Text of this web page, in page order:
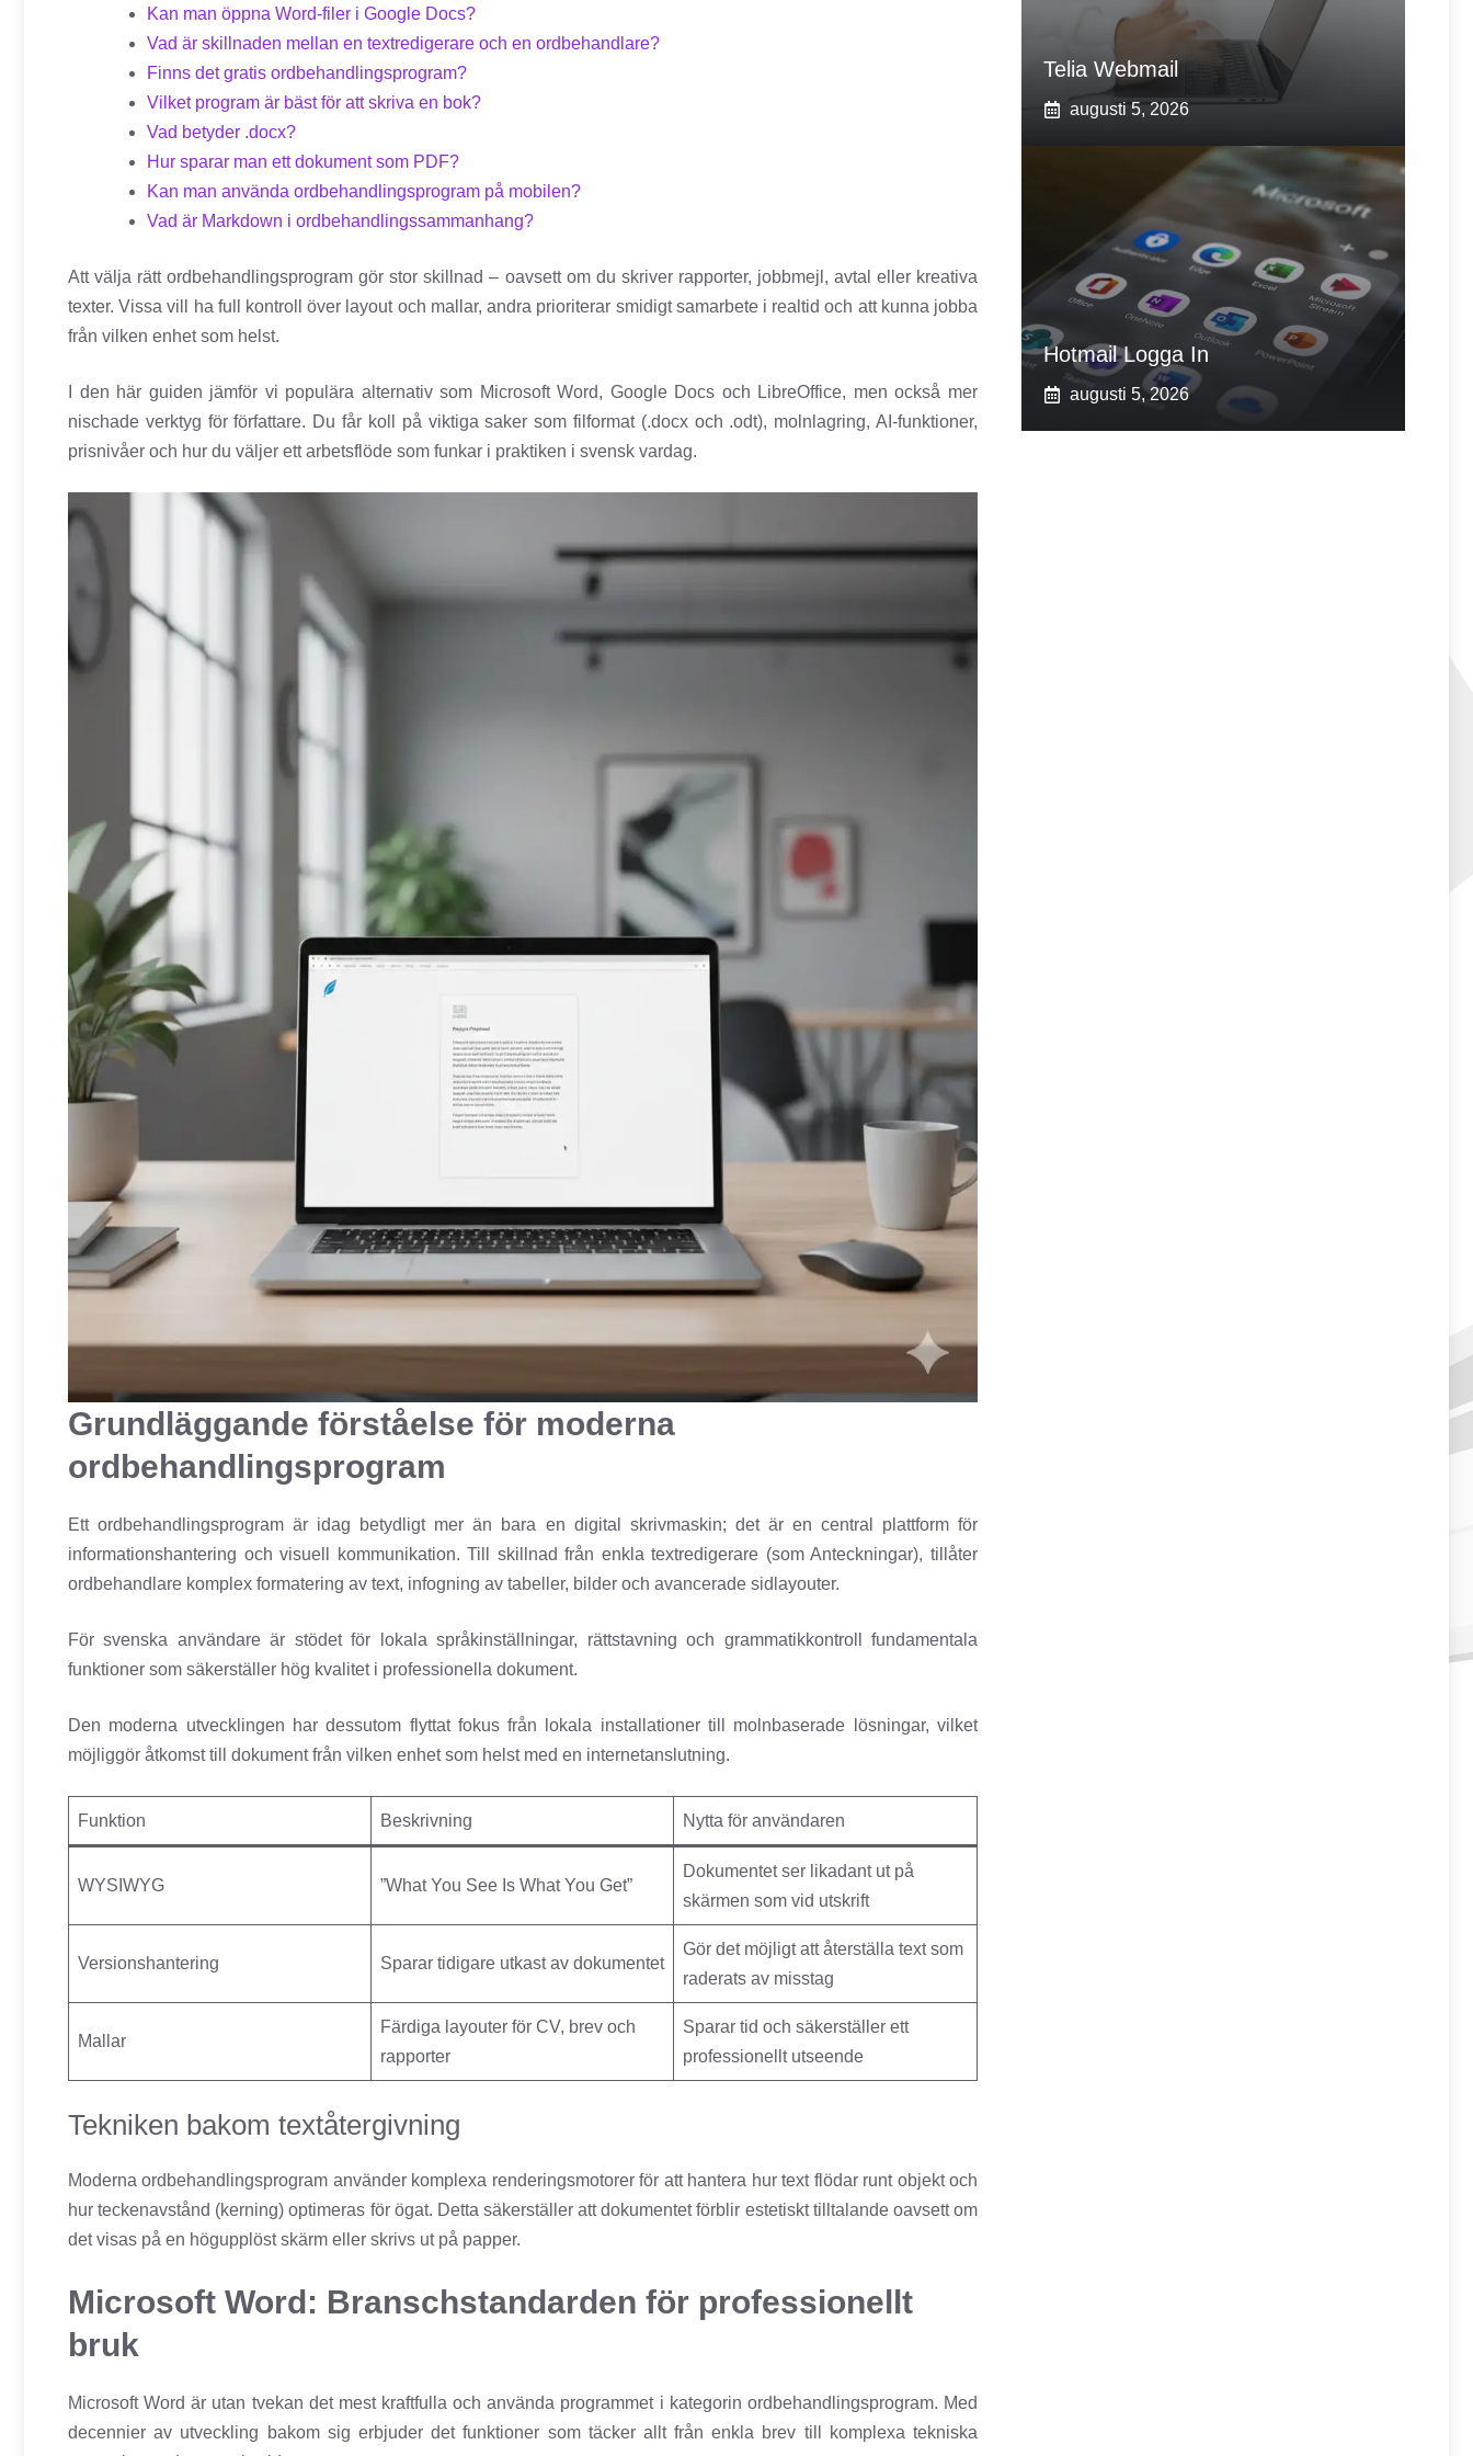
Kan man öppna Word-filer i Google Docs?
Vad är skillnaden mellan en textredigerare och en ordbehandlare?
Finns det gratis ordbehandlingsprogram?
Vilket program är bäst för att skriva en bok?
Vad betyder .docx?
Hur sparar man ett dokument som PDF?
Kan man använda ordbehandlingsprogram på mobilen?
Vad är Markdown i ordbehandlingssammanhang?
Att välja rätt ordbehandlingsprogram gör stor skillnad – oavsett om du skriver rapporter, jobbmejl, avtal eller kreativa
texter. Vissa vill ha full kontroll över layout och mallar, andra prioriterar smidigt samarbete i realtid och att kunna jobba
från vilken enhet som helst.
I den här guiden jämför vi populära alternativ som Microsoft Word, Google Docs och LibreOffice, men också mer
nischade verktyg för författare. Du får koll på viktiga saker som filformat (.docx och .odt), molnlagring, AI-funktioner,
prisnivåer och hur du väljer ett arbetsflöde som funkar i praktiken i svensk vardag.
Grundläggande förståelse för moderna
ordbehandlingsprogram
Ett ordbehandlingsprogram är idag betydligt mer än bara en digital skrivmaskin; det är en central plattform för
informationshantering och visuell kommunikation. Till skillnad från enkla textredigerare (som Anteckningar), tillåter
ordbehandlare komplex formatering av text, infogning av tabeller, bilder och avancerade sidlayouter.
För svenska användare är stödet för lokala språkinställningar, rättstavning och grammatikkontroll fundamentala
funktioner som säkerställer hög kvalitet i professionella dokument.
Den moderna utvecklingen har dessutom flyttat fokus från lokala installationer till molnbaserade lösningar, vilket
möjliggör åtkomst till dokument från vilken enhet som helst med en internetanslutning.
Funktion Beskrivning Nytta för användaren
WYSIWYG ”What You See Is What You Get”
Dokumentet ser likadant ut på
skärmen som vid utskrift
Versionshantering Sparar tidigare utkast av dokumentet
Gör det möjligt att återställa text som
raderats av misstag
Mallar
Färdiga layouter för CV, brev och
rapporter
Sparar tid och säkerställer ett
professionellt utseende
Tekniken bakom textåtergivning
Moderna ordbehandlingsprogram använder komplexa renderingsmotorer för att hantera hur text flödar runt objekt och
hur teckenavstånd (kerning) optimeras för ögat. Detta säkerställer att dokumentet förblir estetiskt tilltalande oavsett om
det visas på en högupplöst skärm eller skrivs ut på papper.
Microsoft Word: Branschstandarden för professionellt
bruk
Microsoft Word är utan tvekan det mest kraftfulla och använda programmet i kategorin ordbehandlingsprogram. Med
decennier av utveckling bakom sig erbjuder det funktioner som täcker allt från enkla brev till komplexa tekniska
Telia Webmail
augusti 5, 2026
Hotmail Logga In
augusti 5, 2026